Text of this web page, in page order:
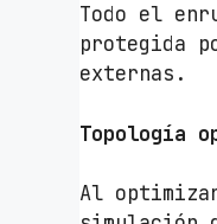
Todo el
protegida
externas.
Topología
Al